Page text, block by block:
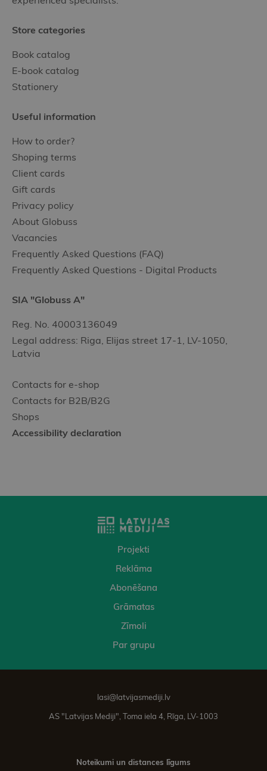
Store categories
Book catalog
E-book catalog
Stationery
Useful information
How to order?
Shoping terms
Client cards
Gift cards
Privacy policy
About Globuss
Vacancies
Frequently Asked Questions (FAQ)
Frequently Asked Questions - Digital Products
SIA "Globuss A"
Reg. No. 40003136049
Legal address: Riga, Elijas street 17-1, LV-1050,
Latvia
Contacts for e-shop
Contacts for B2B/B2G
Shops
Accessibility declaration
Projekti
Reklāma
Abonēšana
Grāmatas
Zīmoli
Par grupu
lasi@latvijasmediji.lv
AS "Latvijas Mediji", Toma iela 4, Rīga, LV-1003
Noteikumi un distances līgums